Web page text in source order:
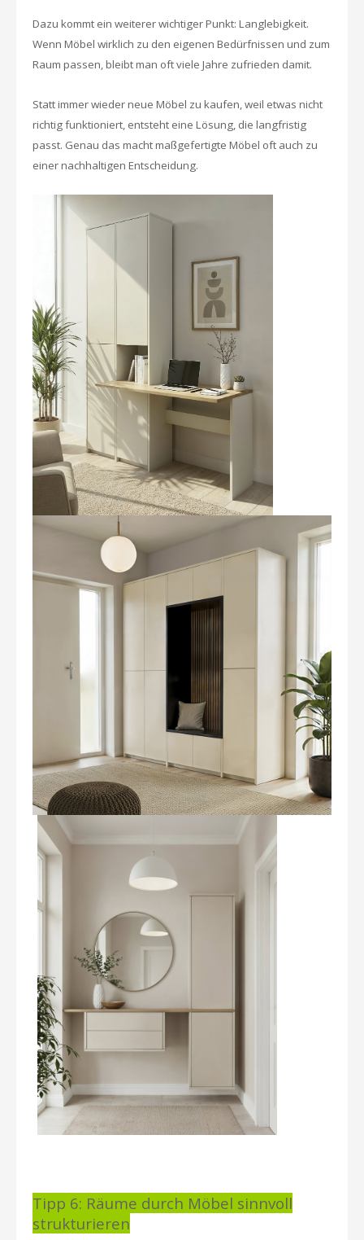
Dazu kommt ein weiterer wichtiger Punkt: Langlebigkeit.
Wenn Möbel wirklich zu den eigenen Bedürfnissen und zum
Raum passen, bleibt man oft viele Jahre zufrieden damit.
Statt immer wieder neue Möbel zu kaufen, weil etwas nicht
richtig funktioniert, entsteht eine Lösung, die langfristig
passt. Genau das macht maßgefertigte Möbel oft auch zu
einer nachhaltigen Entscheidung.
Tipp 6: Räume durch Möbel sinnvoll
strukturieren